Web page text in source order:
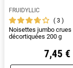
FRUIDYLLIC
3
Noisettes jumbo crues
décortiquées 200 g
7,45 €